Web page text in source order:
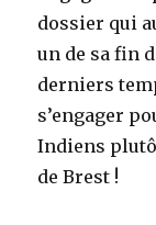
dossier qui
un de sa fin
derniers
s’engager
Indiens
de Brest !